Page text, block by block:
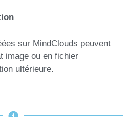
sur MindClouds peuvent
image ou en fichier
ultérieure.